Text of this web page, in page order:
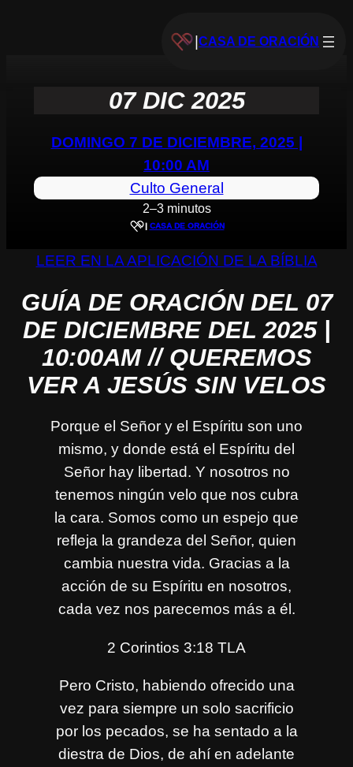
|CASA DE ORACIÓN
07 DIC 2025
DOMINGO 7 DE DICIEMBRE, 2025 |
10:00 AM
Culto General
2–3 minutos
| CASA DE ORACIÓN
LEER EN LA APLICACIÓN DE LA BÍBLIA
GUÍA DE ORACIÓN DEL 07
DE DICIEMBRE DEL 2025 |
10:00AM // QUEREMOS
VER A JESÚS SIN VELOS
Porque el Señor y el Espíritu son uno
mismo, y donde está el Espíritu del
Señor hay libertad. Y nosotros no
tenemos ningún velo que nos cubra
la cara. Somos como un espejo que
refleja la grandeza del Señor, quien
cambia nuestra vida. Gracias a la
acción de su Espíritu en nosotros,
cada vez nos parecemos más a él.
2 Corintios 3:18 TLA
Pero Cristo, habiendo ofrecido una
vez para siempre un solo sacrificio
por los pecados, se ha sentado a la
diestra de Dios, de ahí en adelante